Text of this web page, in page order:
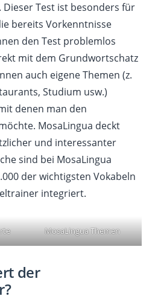
Test ist besonders für
bereits Vorkenntnisse
den Test problemlos
mit dem Grundwortschatz
auch eigene Themen (z.
Studium usw.)
denen man den
MosaLingua deckt
und interessanter
sind bei MosaLingua
der wichtigsten Vokabeln
integriert.
MosaLingua Themen
der